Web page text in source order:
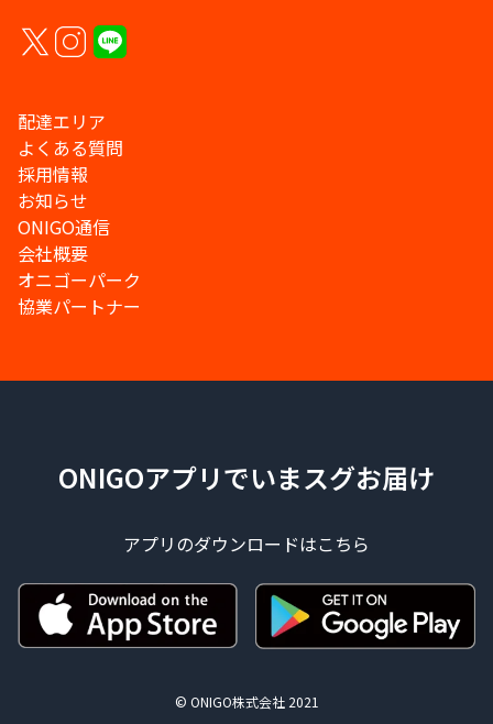
配達エリア
よくある質問
採用情報
お知らせ
ONIGO通信
会社概要
オニゴーパーク
協業パートナー
ONIGOアプリでいまスグお届け
アプリのダウンロードはこちら
© ONIGO株式会社 2021